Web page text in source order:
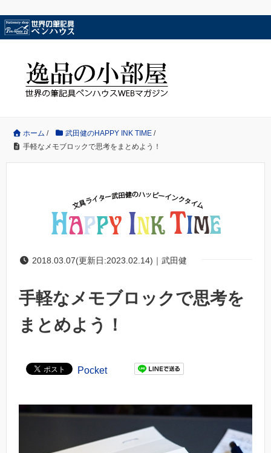
ホーム / 武田健のHAPPY INK TIME /
手軽なメモブロックで思考をまとめよう！
2018.03.07(更新日:2023.02.14)｜武田健
手軽なメモブロックで思考を
まとめよう！
Pocket